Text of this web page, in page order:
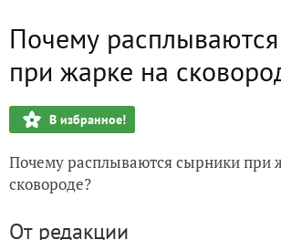
Почему
при жарке на
В избранное!
Почему расплываются сырники при
сковороде?
От редакции